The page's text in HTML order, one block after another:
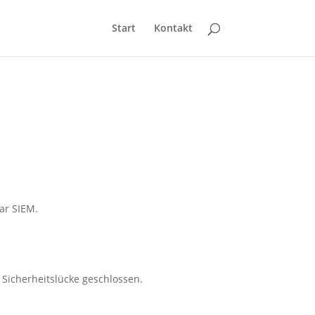
Start Kontakt
SIEM.
geschlossen.